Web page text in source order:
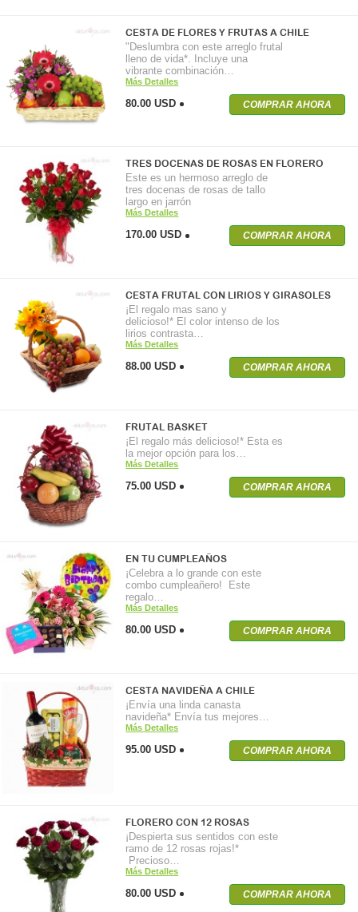
CESTA DE FLORES Y FRUTAS A CHILE
"Deslumbra con este arreglo frutal
lleno de vida*. Incluye una
vibrante combinación…
Más Detalles
80.00 USD COMPRAR AHORA
TRES DOCENAS DE ROSAS EN FLORERO
Este es un hermoso arreglo de
tres docenas de rosas de tallo
largo en jarrón
Más Detalles
170.00 USD COMPRAR AHORA
CESTA FRUTAL CON LIRIOS Y GIRASOLES
¡El regalo mas sano y
delicioso!* El color intenso de los
lirios contrasta…
Más Detalles
88.00 USD COMPRAR AHORA
FRUTAL BASKET
¡El regalo más delicioso!* Esta es
la mejor opción para los…
Más Detalles
75.00 USD COMPRAR AHORA
EN TU CUMPLEAÑOS
¡Celebra a lo grande con este
combo cumpleañero! Este
regalo…
Más Detalles
80.00 USD COMPRAR AHORA
CESTA NAVIDEÑA A CHILE
¡Envía una linda canasta
navideña* Envía tus mejores…
Más Detalles
95.00 USD COMPRAR AHORA
FLORERO CON 12 ROSAS
¡Despierta sus sentidos con este
ramo de 12 rosas rojas!*
Precioso…
Más Detalles
80.00 USD COMPRAR AHORA